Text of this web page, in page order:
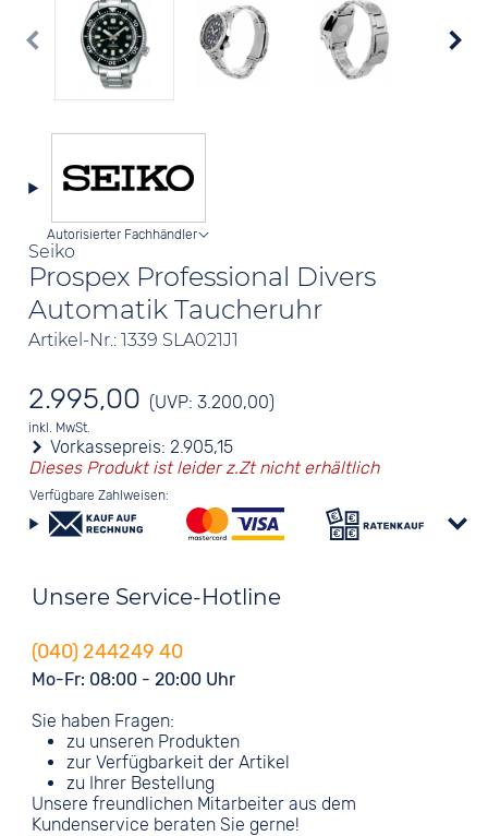
Seiko
Prospex Professional Divers
Automatik Taucheruhr
Artikel-Nr.: 1339 SLA021J1
Autorisierter Fachhändler
2.995,00 (UVP: 3.200,00)
inkl. MwSt.
Vorkassepreis:2.905,15
Dieses Produkt ist leider z.Zt nicht erhältlich
Verfügbare Zahlweisen:
Unsere Service-Hotline
(040) 244249 40
Mo-Fr: 08:00 - 20:00 Uhr
Sie haben Fragen:
zu unseren Produkten
zur Verfügbarkeit der Artikel
zu Ihrer Bestellung
Unsere freundlichen Mitarbeiter aus dem
Kundenservice beraten Sie gerne!